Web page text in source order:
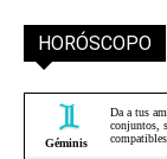
HORÓSCOPO